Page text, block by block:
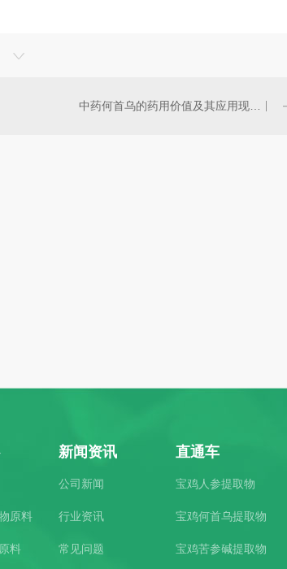
中药何首乌的药用价值及其应用现状你都知道吗？
原料
料
新闻资讯
公司新闻
行业资讯
常见问题
直通车
宝鸡人参提取物
宝鸡何首乌提取物
宝鸡苦参碱提取物